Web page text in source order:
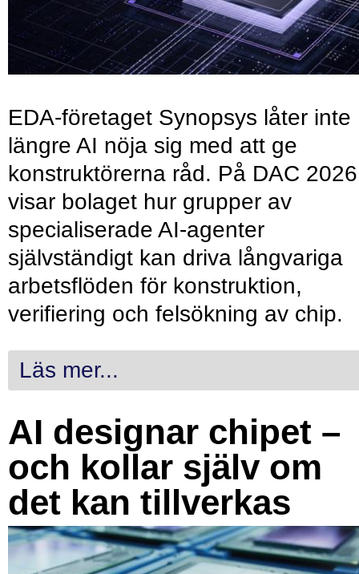
EDA-företaget Synopsys låter inte
längre AI nöja sig med att ge
konstruktörerna råd. På DAC 2026
visar bolaget hur grupper av
specialiserade AI-agenter
självständigt kan driva långvariga
arbetsflöden för konstruktion,
verifiering och felsökning av chip.
Läs mer...
AI designar chipet –
och kollar själv om
det kan tillverkas